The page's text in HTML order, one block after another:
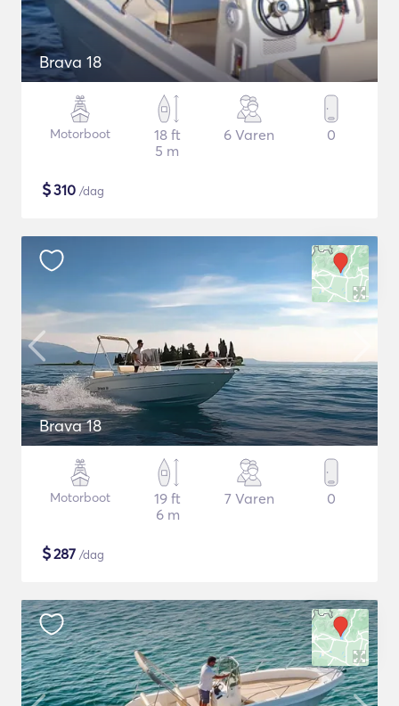
Brava 18
Motorboot
18 ft
5 m
6 Varen 0
$310 /dag
Brava 18
Motorboot
19 ft
6 m
7 Varen 0
$287 /dag